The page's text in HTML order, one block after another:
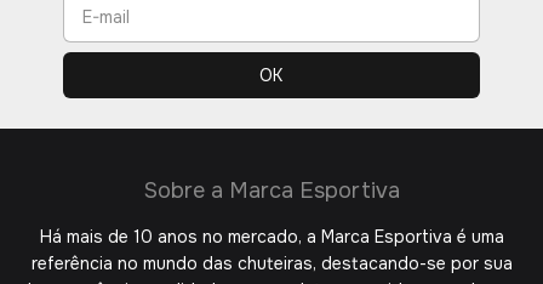
Sobre a Marca Esportiva
Há mais de 10 anos no mercado, a Marca Esportiva é uma
referência no mundo das chuteiras, destacando-se por sua